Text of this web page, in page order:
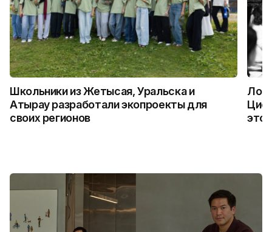
Школьники из Жетысая, Уральска и
Атырау разработали экопроекты для
своих регионов
это